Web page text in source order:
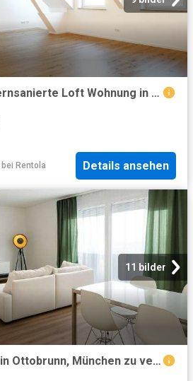
AIGNER Exklusive kernsanierte Loft Wohnung in Oberföhring
bei Rentola Details ansehen
11 bilder
2 Zimmer Wohnung in Ottobrunn, München zu vermieten